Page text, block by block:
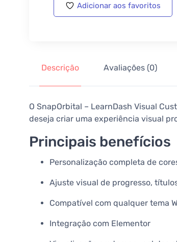
Adicionar aos favoritos
Descrição Avaliações (0)
O SnapOrbital – LearnDash Visual
deseja criar uma experiência visual
Principais benefícios
Personalização completa de
Ajuste visual de progresso,
Compatível com qualquer tema
Integração com Elementor